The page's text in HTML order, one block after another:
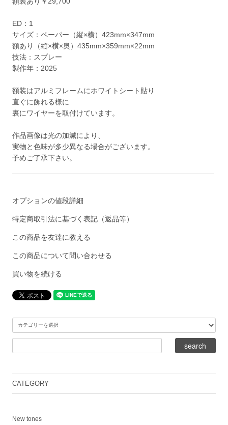
ED：1
サイズ：ペーパー（縦×横）423mm×347mm
額あり（縦×横×奥）435mm×359mm×22mm
技法：スプレー
製作年：2025
額装はアルミフレームにホワイトシート貼り
直ぐに飾れる様に
裏にワイヤーを取付けています。
作品画像は光の加減により、
実物と色味が多少異なる場合がございます。
予めご了承下さい。
オプションの値段詳細
特定商取引法に基づく表記（返品等）
この商品を友達に教える
この商品について問い合わせる
買い物を続ける
CATEGORY
New tones